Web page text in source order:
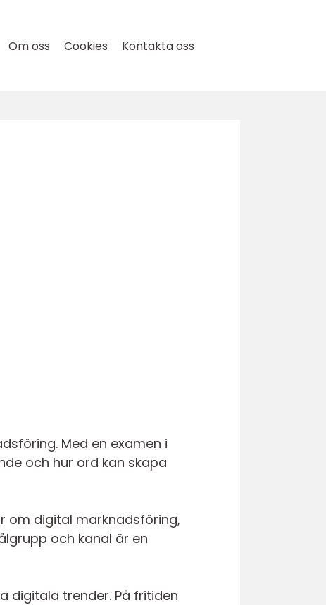
Om oss Cookies Kontakta oss
Med en examen i
och hur ord kan skapa
om digital marknadsföring,
och kanal är en
digitala trender. På fritiden